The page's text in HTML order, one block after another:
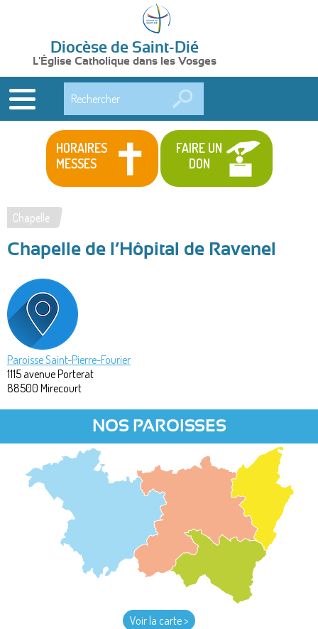
Diocèse de Saint-Dié
L'Église Catholique dans les Vosges
HORAIRES
MESSES
FAIRE UN
DON
Vous
êtes
ici
Chapelle
Chapelle de l’Hôpital de Ravenel
Paroisse Saint-Pierre-Fourier
1115 avenue Porterat
88500 Mirecourt
NOS PAROISSES
Voir la carte >